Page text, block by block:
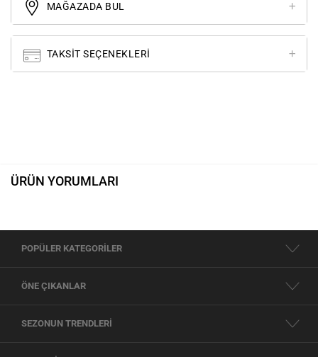
MAĞAZADA BUL
TAKSIT SEÇENEKLERI
ÜRÜN YORUMLARI
POPÜLER KATEGORİLER
ÖNE ÇIKANLAR
SEZONUN TRENDLERİ